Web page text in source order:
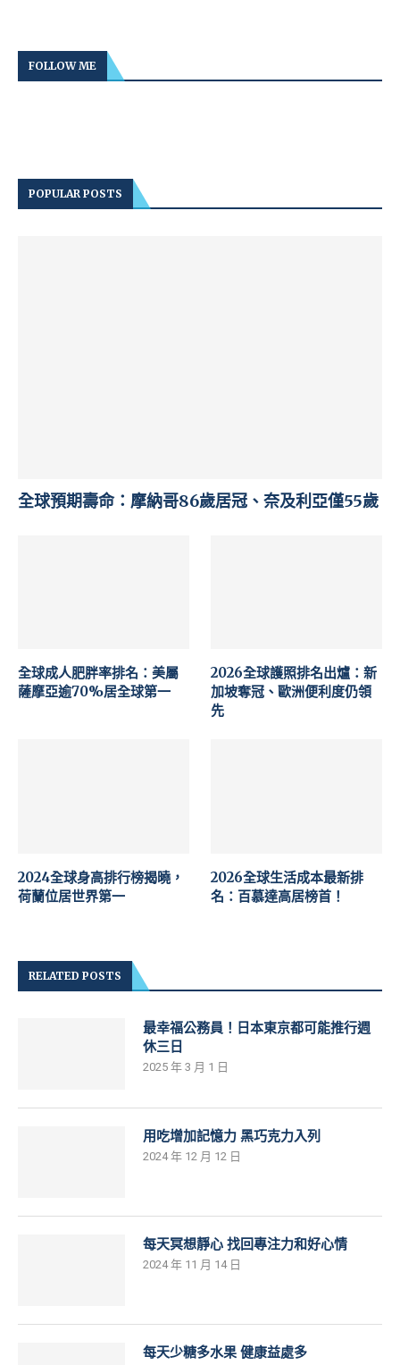
FOLLOW ME
POPULAR POSTS
全球預期壽命：摩納哥86歲居冠、奈及利亞僅55歲
全球成人肥胖率排名：美屬
薩摩亞逾70%居全球第一
2026全球護照排名出爐：新
加坡奪冠、歐洲便利度仍領
先
2024全球身高排行榜揭曉，
荷蘭位居世界第一
2026全球生活成本最新排
名：百慕達高居榜首！
RELATED POSTS
最幸福公務員！日本東京都可能推行週
休三日
2025 年 3 月 1 日
用吃增加記憶力 黑巧克力入列
2024 年 12 月 12 日
每天冥想靜心 找回專注力和好心情
2024 年 11 月 14 日
每天少糖多水果 健康益處多